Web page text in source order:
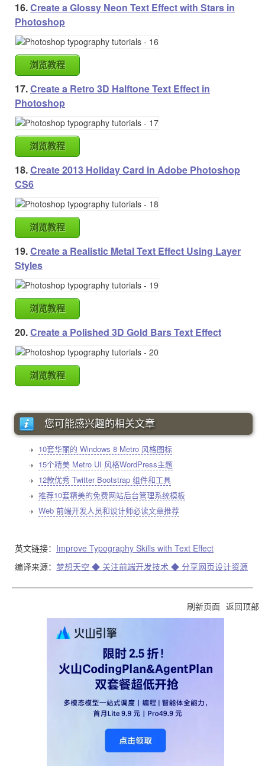
16.Create a Glossy Neon Text Effect with Stars in
Photoshop
浏览教程
17.Create a Retro 3D Halftone Text Effect in
Photoshop
浏览教程
18.Create 2013 Holiday Card in Adobe Photoshop
CS6
浏览教程
19.Create a Realistic Metal Text Effect Using Layer
Styles
浏览教程
20.Create a Polished 3D Gold Bars Text Effect
浏览教程
您可能感兴趣的相关文章
10套华丽的 Windows 8 Metro 风格图标
15个精美 Metro UI 风格WordPress主题
12款优秀 Twitter Bootstrap 组件和工具
推荐10套精美的免费网站后台管理系统模板
Web 前端开发人员和设计师必读文章推荐
英文链接： Improve Typography Skills with Text Effect
编译来源： 梦想天空 ◆ 关注前端开发技术 ◆ 分享网页设计资源
刷新页面 返回顶部